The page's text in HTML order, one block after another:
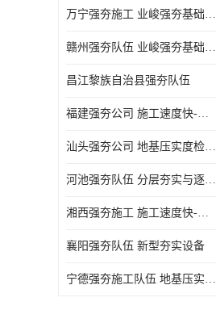
万宁强夯施工 业峻强夯基础工程
赣州强夯队伍 业峻强夯基础工程
昌江黎族自治县强夯队伍
福建强夯公司 施工速度快-施耐用性强
汕头强夯公司 地基压实度检测方法与标准
河池强夯队伍 分层夯实与逐层检测技术
湘西强夯施工 施工速度快-施耐用性强
襄阳强夯队伍 新型夯实设备
宁德强夯施工队伍 地基压实度检测方法与标准